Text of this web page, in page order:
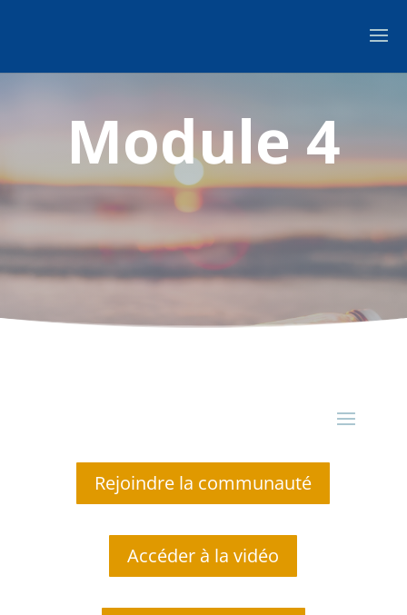
Module 4
Rejoindre la communauté
Accéder à la vidéo